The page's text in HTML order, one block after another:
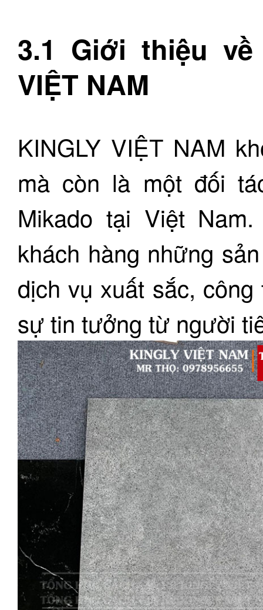
3.1 Giới thiệu về
VIỆT NAM
KINGLY VIỆT NAM
mà còn là một đối
Mikado tại Việt
khách hàng những
dịch vụ xuất sắc,
sự tin tưởng từ người